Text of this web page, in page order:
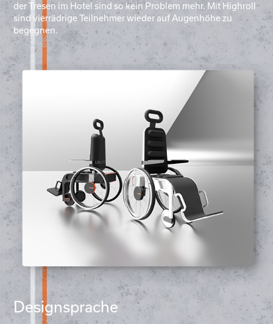
der Tresen im Hotel sind so kein Problem mehr. Mit Highroll
sind vierrädrige Teilnehmer wieder auf Augenhöhe zu
begegnen.
Designsprache